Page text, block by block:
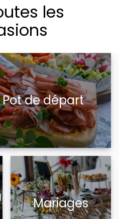
les
de départ
Mariages